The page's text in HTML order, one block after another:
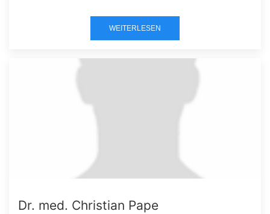
WEITERLESEN
Dr. med. Christian Pape